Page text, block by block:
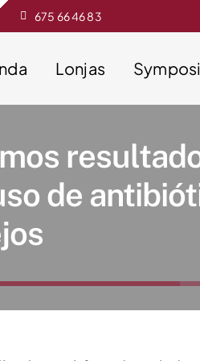
675 66 46 83
Lonjas
de